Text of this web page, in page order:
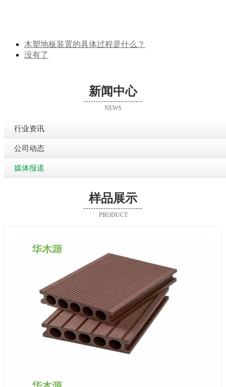
木塑地板装置的具体过程是什么？
没有了
新闻中心
NEWS
行业资讯
公司动态
媒体报道
样品展示
PRODUCT